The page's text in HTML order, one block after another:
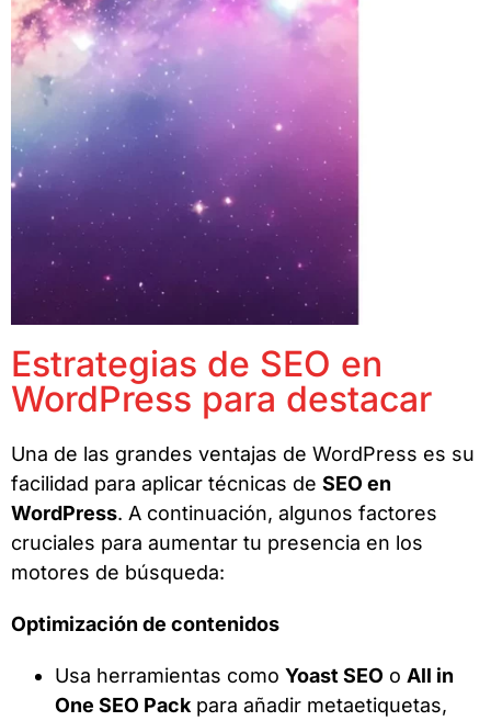
Estrategias de SEO en
WordPress para destacar
Una de las grandes ventajas de WordPress es su
facilidad para aplicar técnicas de SEO en
WordPress. A continuación, algunos factores
cruciales para aumentar tu presencia en los
motores de búsqueda:
Optimización de contenidos
Usa herramientas como Yoast SEO o All in
One SEO Pack para añadir metaetiquetas,